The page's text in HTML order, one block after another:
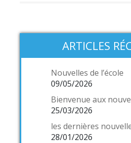
ARTICLES
Nouvelles de l’école
09/05/2026
Bienvenue aux
25/03/2026
les dernières
28/01/2026